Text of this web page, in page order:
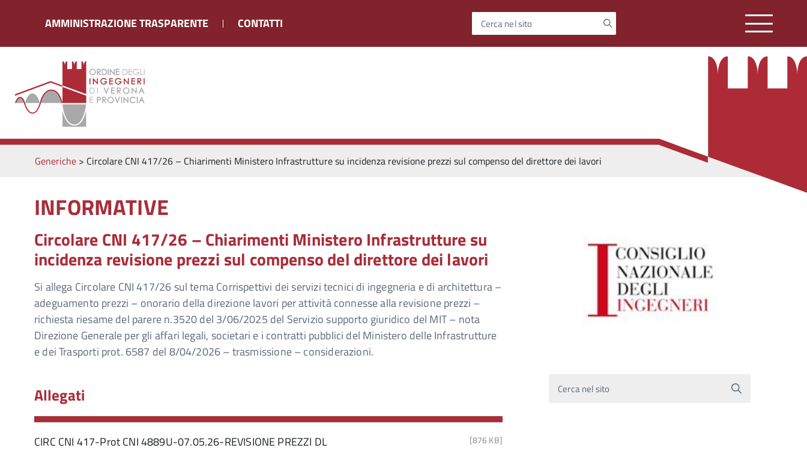
AMMINISTRAZIONE TRASPARENTE CONTATTI Cerca nel sito
Generiche> Circolare CNI 417/26 – Chiarimenti Ministero Infrastrutture su incidenza revisione prezzi sul compenso del direttore dei lavori
INFORMATIVE
Circolare CNI 417/26 – Chiarimenti Ministero Infrastrutture su
incidenza revisione prezzi sul compenso del direttore dei lavori
Si allega Circolare CNI 417/26 sul tema Corrispettivi dei servizi tecnici di ingegneria e di architettura –
adeguamento prezzi – onorario della direzione lavori per attività connesse alla revisione prezzi –
richiesta riesame del parere n.3520 del 3/06/2025 del Servizio supporto giuridico del MIT – nota
Direzione Generale per gli affari legali, societari e i contratti pubblici del Ministero delle Infrastrutture
e dei Trasporti prot. 6587 del 8/04/2026 – trasmissione – considerazioni.
Allegati
CIRC CNI 417-Prot CNI 4889U-07.05.26-REVISIONE PREZZI DL [876 KB]
Cerca nel sito